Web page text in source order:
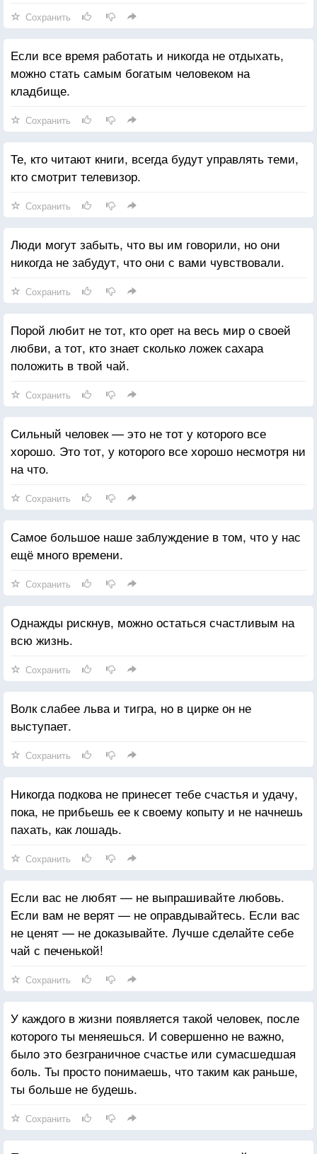
Сохранить
Если все время работать и никогда не отдыхать,
можно стать самым богатым человеком на
кладбище.
Сохранить
Те, кто читают книги, всегда будут управлять теми,
кто смотрит телевизор.
Сохранить
Люди могут забыть, что вы им говорили, но они
никогда не забудут, что они с вами чувствовали.
Сохранить
Порой любит не тот, кто орет на весь мир о своей
любви, а тот, кто знает сколько ложек сахара
положить в твой чай.
Сохранить
Сильный человек — это не тот у которого все
хорошо. Это тот, у которого все хорошо несмотря ни
на что.
Сохранить
Самое большое наше заблуждение в том, что у нас
ещё много времени.
Сохранить
Однажды рискнув, можно остаться счастливым на
всю жизнь.
Сохранить
Волк слабее льва и тигра, но в цирке он не
выступает.
Сохранить
Никогда подкова не принесет тебе счастья и удачу,
пока, не прибьешь ее к своему копыту и не начнешь
пахать, как лошадь.
Сохранить
Если вас не любят — не выпрашивайте любовь.
Если вам не верят — не оправдывайтесь. Если вас
не ценят — не доказывайте. Лучше сделайте себе
чай с печенькой!
Сохранить
У каждого в жизни появляется такой человек, после
которого ты меняешься. И совершенно не важно,
было это безграничное счастье или сумасшедшая
боль. Ты просто понимаешь, что таким как раньше,
ты больше не будешь.
Сохранить